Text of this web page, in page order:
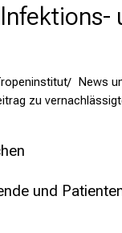
News
zu
und